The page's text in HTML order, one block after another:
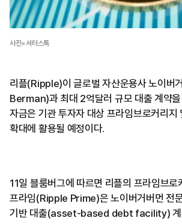
사진=셔터스톡
리플(Ripple)이 글로벌 자산운용사 노이
Berman)과 최대 2억달러 규모 대출 계약
자금은 기관 투자자 대상 프라임브로커리지
확대에 활용될 예정이다.
11일 블룸버그에 따르면 리플의 프라임브로
프라임(Ripple Prime)은 노이버거버먼 전
기반 대출(asset-based debt facility) 계